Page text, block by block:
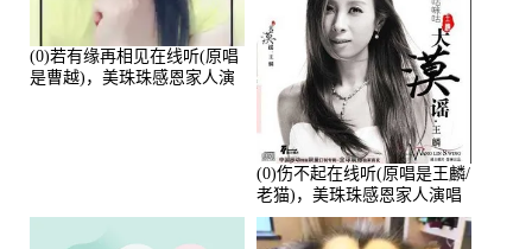
(0)若有缘再相见在线听(原唱
是曹越)，美珠珠感恩家人演
(0)伤不起在线听(原唱是王麟/
老猫)，美珠珠感恩家人演唱
点播:80218次